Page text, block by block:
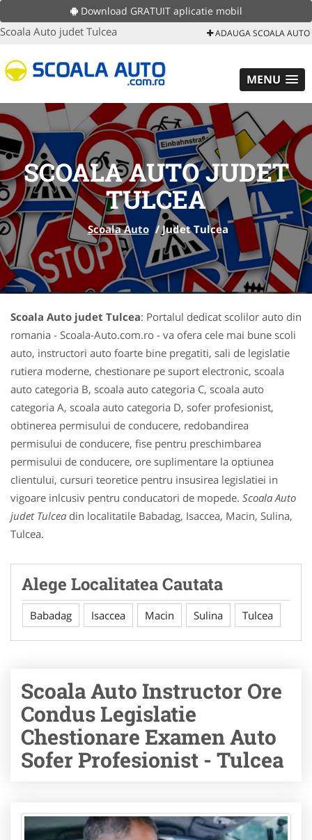
Download GRATUIT aplicatie mobil
Scoala Auto judet Tulcea ADAUGA SCOALA AUTO
MENU
SCOALA AUTO JUDET
TULCEA
Scoala Auto /Judet Tulcea
Scoala Auto judet Tulcea: Portalul dedicat scolilor auto din
romania - Scoala-Auto.com.ro - va ofera cele mai bune scoli
auto, instructori auto foarte bine pregatiti, sali de legislatie
rutiera moderne, chestionare pe suport electronic, scoala
auto categoria B, scoala auto categoria C, scoala auto
categoria A, scoala auto categoria D, sofer profesionist,
obtinerea permisului de conducere, redobandirea
permisului de conducere, fise pentru preschimbarea
permisului de conducere, ore suplimentare la optiunea
clientului, cursuri teoretice pentru insusirea legislatiei in
vigoare inlcusiv pentru conducatori de mopede. Scoala Auto
judet Tulcea din localitatile Babadag, Isaccea, Macin, Sulina,
Tulcea.
Alege Localitatea Cautata
Babadag Isaccea Macin Sulina Tulcea
Scoala Auto Instructor Ore
Condus Legislatie
Chestionare Examen Auto
Sofer Profesionist - Tulcea